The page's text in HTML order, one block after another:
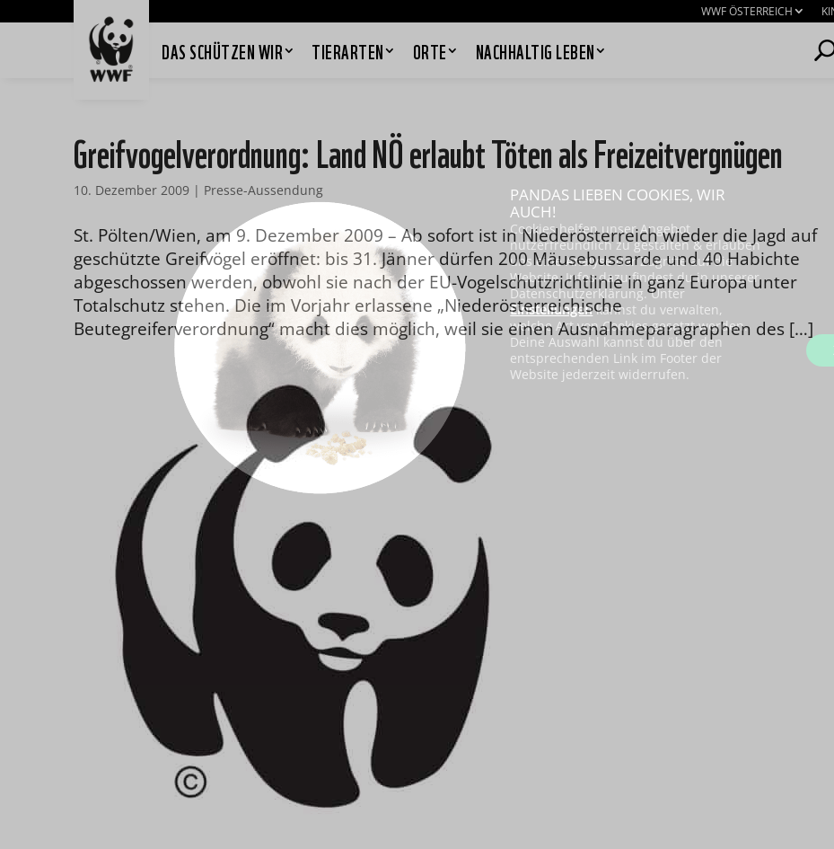
WWF ÖSTERREICH
DAS SCHÜTZEN WIR TIERARTEN ORTE NACHHALTIG LEBEN
Greifvogelverordnung: Land NÖ erlaubt Töten als Freizeitvergnügen
10. Dezember 2009 | Presse-Aussendung
St. Pölten/Wien, am 9. Dezember 2009 – Ab sofort ist in Niederösterreich wieder die Jagd auf
geschützte Greifvögel eröffnet: bis 31. Jänner dürfen 200 Mäusebussarde und 40 Habichte
abgeschossen werden, obwohl sie nach der EU-Vogelschutzrichtlinie in ganz Europa unter
Totalschutz stehen. Die im Vorjahr erlassene „Niederösterreichische
Beutegreiferverordnung“ macht dies möglich, weil sie einen Ausnahmeparagraphen des […]
PANDAS LIEBEN COOKIES, WIR
AUCH!
Cookies helfen unser Angebot
nutzerfreundlich zu gestalten & erlauben
uns eine Analyse der Zugriffe auf die
Website. Infos dazu findest du in unserer
Datenschutzerklärung. Unter
Einstellungen kannst du verwalten,
welche Art von Cookies gesetzt werden.
Deine Auswahl kannst du über den
entsprechenden Link im Footer der
Website jederzeit widerrufen.